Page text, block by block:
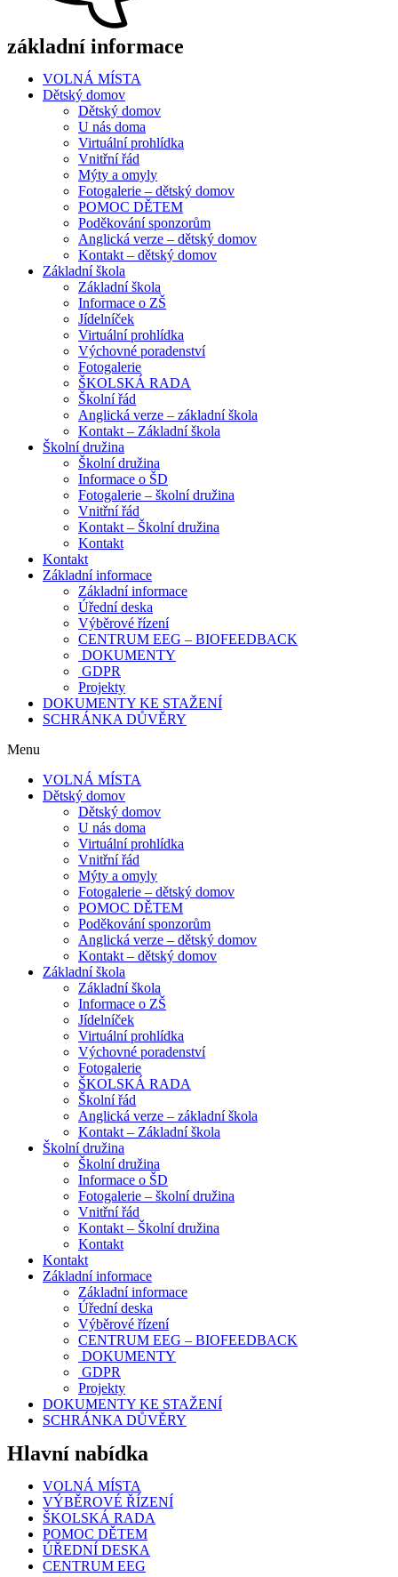
základní informace
VOLNÁ MÍSTA
Dětský domov
Dětský domov
U nás doma
Virtuální prohlídka
Vnitřní řád
Mýty a omyly
Fotogalerie – dětský domov
POMOC DĚTEM
Poděkování sponzorům
Anglická verze – dětský domov
Kontakt – dětský domov
Základní škola
Základní škola
Informace o ZŠ
Jídelníček
Virtuální prohlídka
Výchovné poradenství
Fotogalerie
ŠKOLSKÁ RADA
Školní řád
Anglická verze – základní škola
Kontakt – Základní škola
Školní družina
Školní družina
Informace o ŠD
Fotogalerie – školní družina
Vnitřní řád
Kontakt – Školní družina
Kontakt
Kontakt
Základní informace
Základní informace
Úřední deska
Výběrové řízení
CENTRUM EEG – BIOFEEDBACK
DOKUMENTY
GDPR
Projekty
DOKUMENTY KE STAŽENÍ
SCHRÁNKA DŮVĚRY
Menu
VOLNÁ MÍSTA
Dětský domov
Dětský domov
U nás doma
Virtuální prohlídka
Vnitřní řád
Mýty a omyly
Fotogalerie – dětský domov
POMOC DĚTEM
Poděkování sponzorům
Anglická verze – dětský domov
Kontakt – dětský domov
Základní škola
Základní škola
Informace o ZŠ
Jídelníček
Virtuální prohlídka
Výchovné poradenství
Fotogalerie
ŠKOLSKÁ RADA
Školní řád
Anglická verze – základní škola
Kontakt – Základní škola
Školní družina
Školní družina
Informace o ŠD
Fotogalerie – školní družina
Vnitřní řád
Kontakt – Školní družina
Kontakt
Kontakt
Základní informace
Základní informace
Úřední deska
Výběrové řízení
CENTRUM EEG – BIOFEEDBACK
DOKUMENTY
GDPR
Projekty
DOKUMENTY KE STAŽENÍ
SCHRÁNKA DŮVĚRY
Hlavní nabídka
VOLNÁ MÍSTA
VÝBĚROVÉ ŘÍZENÍ
ŠKOLSKÁ RADA
POMOC DĚTEM
ÚŘEDNÍ DESKA
CENTRUM EEG